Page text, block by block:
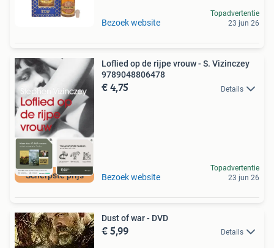
Bezoek website
Topadvertentie
23 jun 26
Scherpste prijs
Loflied op de rijpe vrouw - S. Vizinczey
9789048806478
€ 4,75 Details
Bezoek website
Topadvertentie
23 jun 26
Dust of war - DVD
€ 5,99 Details